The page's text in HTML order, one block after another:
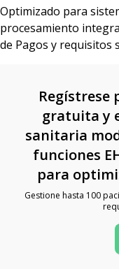
Optimizado para
procesamiento
de Pagos y requisitos
Regístrese
gratuita y
sanitaria
funciones
para
Gestione hasta 100